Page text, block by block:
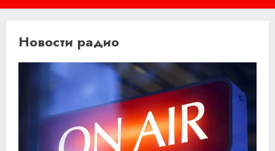
меню
Новости радио